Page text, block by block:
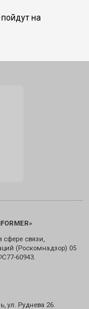
на
сфере связи,
(Роскомнадзор) 05
60943.
ул. Руднева 26.